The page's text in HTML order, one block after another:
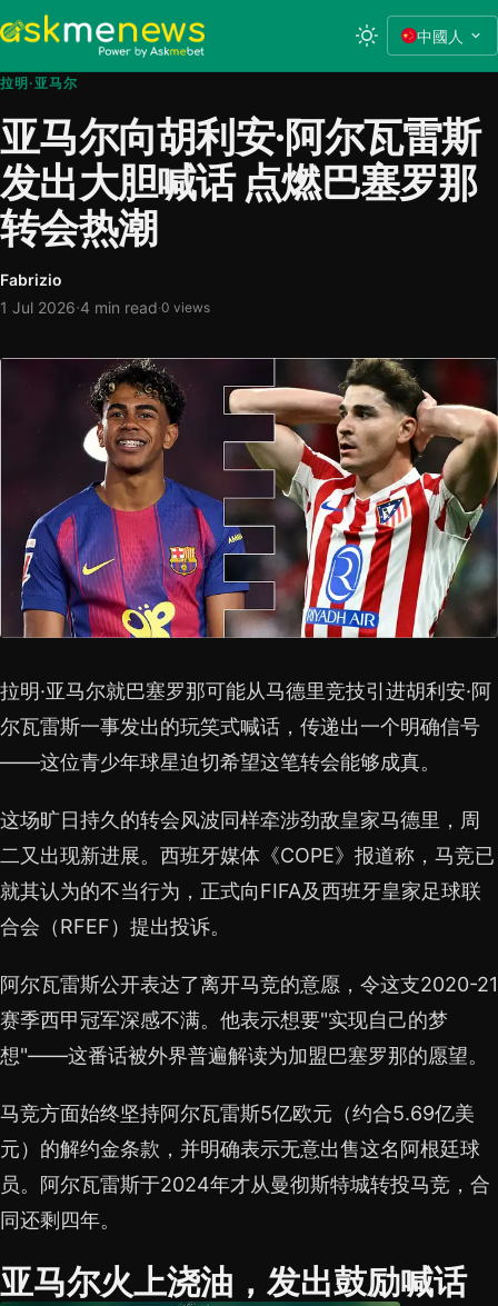
中國人
拉明·亚马尔
亚马尔向胡利安·阿尔瓦雷斯
发出大胆喊话 点燃巴塞罗那
转会热潮
Fabrizio
1 Jul 2026·4 min read·0 views
拉明·亚马尔就巴塞罗那可能从马德里竞技引进胡利安·阿
尔瓦雷斯一事发出的玩笑式喊话，传递出一个明确信号
——这位青少年球星迫切希望这笔转会能够成真。
这场旷日持久的转会风波同样牵涉劲敌皇家马德里，周
二又出现新进展。西班牙媒体《COPE》报道称，马竞已
就其认为的不当行为，正式向FIFA及西班牙皇家足球联
合会（RFEF）提出投诉。
阿尔瓦雷斯公开表达了离开马竞的意愿，令这支2020-21
赛季西甲冠军深感不满。他表示想要"实现自己的梦
想"——这番话被外界普遍解读为加盟巴塞罗那的愿望。
马竞方面始终坚持阿尔瓦雷斯5亿欧元（约合5.69亿美
元）的解约金条款，并明确表示无意出售这名阿根廷球
员。阿尔瓦雷斯于2024年才从曼彻斯特城转投马竞，合
同还剩四年。
亚马尔火上浇油，发出鼓励喊话